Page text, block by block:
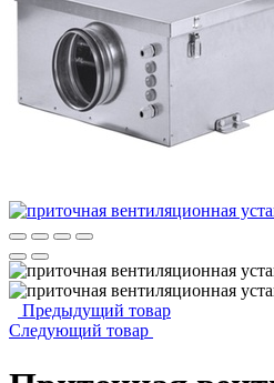
Предыдущий товар
Следующий товар